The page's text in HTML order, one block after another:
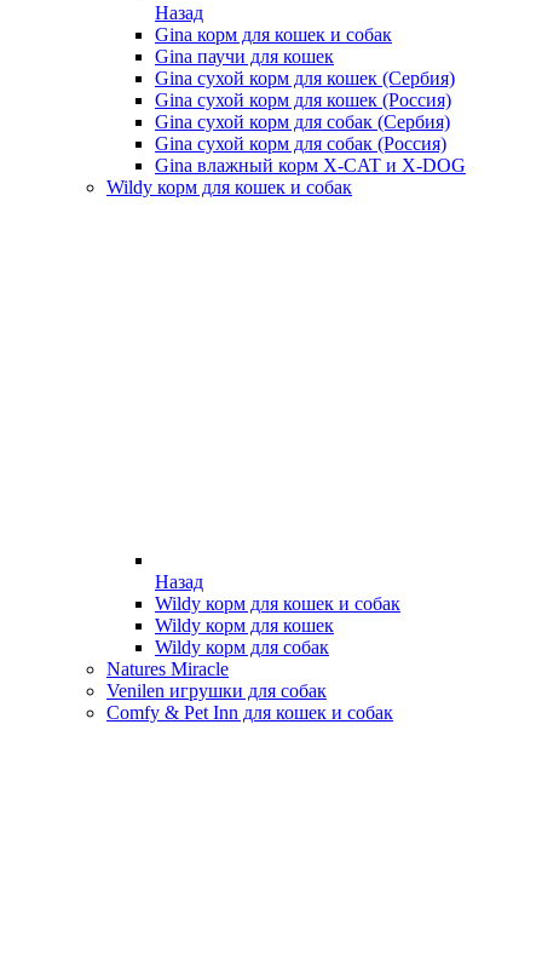
Назад
Gina корм для кошек и собак
Gina паучи для кошек
Gina сухой корм для кошек (Сербия)
Gina сухой корм для кошек (Россия)
Gina сухой корм для собак (Сербия)
Gina сухой корм для собак (Россия)
Gina влажный корм X-CAT и X-DOG
Wildy корм для кошек и собак
Назад
Wildy корм для кошек и собак
Wildy корм для кошек
Wildy корм для собак
Natures Miracle
Venilen игрушки для собак
Comfy & Pet Inn для кошек и собак